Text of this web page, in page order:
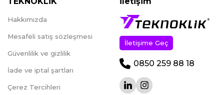
Hakkımızda
Mesafeli satış sözleşmesi
Güvenlilik ve gizlilik
İade ve iptal şartları
Çerez Tercihleri
İletişime Geç
0850 259 88 18